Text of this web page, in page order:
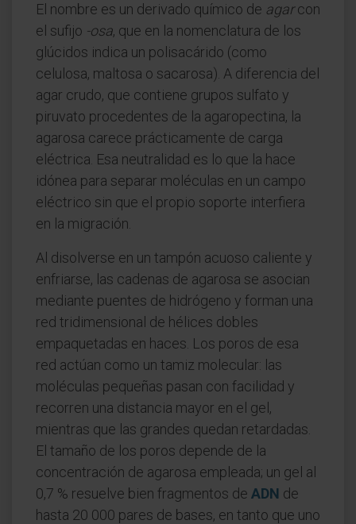
El nombre es un derivado químico de agarcon
el sufijo -osa, que en la nomenclatura de los
glúcidos indica un polisacárido (como
celulosa, maltosa o sacarosa). A diferencia del
agar crudo, que contiene grupos sulfato y
piruvato procedentes de la agaropectina, la
agarosa carece prácticamente de carga
eléctrica. Esa neutralidad es lo que la hace
idónea para separar moléculas en un campo
eléctrico sin que el propio soporte interfiera
en la migración.
Al disolverse en un tampón acuoso caliente y
enfriarse, las cadenas de agarosa se asocian
mediante puentes de hidrógeno y forman una
red tridimensional de hélices dobles
empaquetadas en haces. Los poros de esa
red actúan como un tamiz molecular: las
moléculas pequeñas pasan con facilidad y
recorren una distancia mayor en el gel,
mientras que las grandes quedan retardadas.
El tamaño de los poros depende de la
concentración de agarosa empleada; un gel al
0,7 % resuelve bien fragmentos de ADN de
hasta 20 000 pares de bases, en tanto que uno